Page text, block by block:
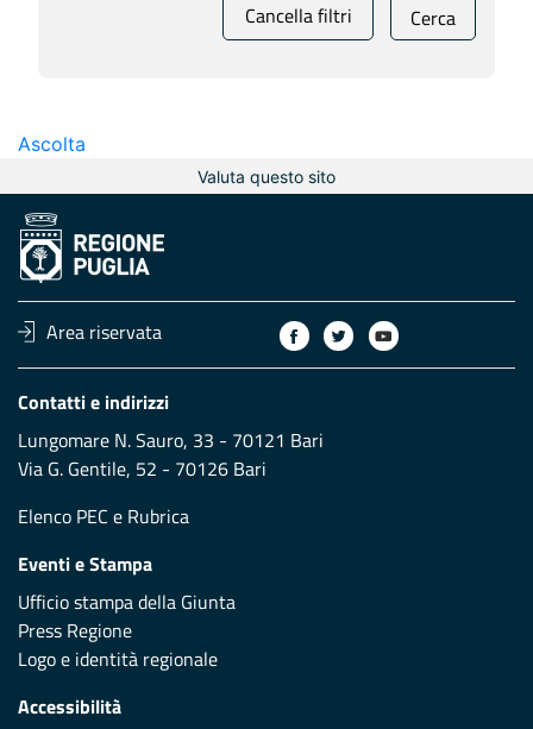
Cancella filtri Cerca
Ascolta
Valuta questo sito
Area riservata
Contatti e indirizzi
Lungomare N. Sauro, 33 - 70121 Bari
Via G. Gentile, 52 - 70126 Bari
Elenco PEC e Rubrica
Eventi e Stampa
Ufficio stampa della Giunta
Press Regione
Logo e identità regionale
Accessibilità